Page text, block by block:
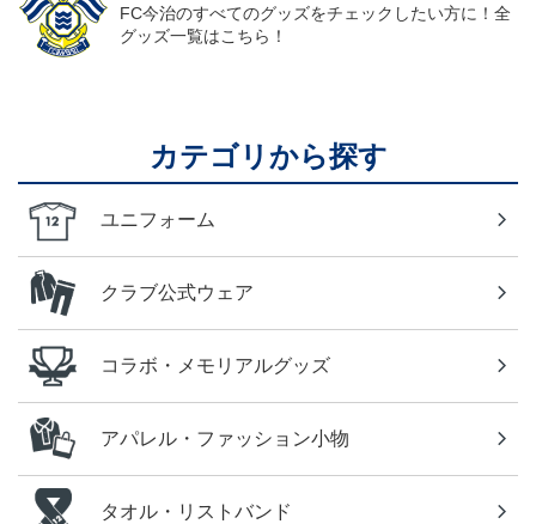
FC今治のすべてのグッズをチェックしたい方に！全
グッズ一覧はこちら！
カテゴリから探す
ユニフォーム
クラブ公式ウェア
コラボ・メモリアルグッズ
アパレル・ファッション小物
タオル・リストバンド